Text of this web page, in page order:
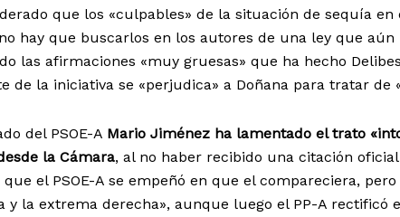
que los «culpables» de la situación de sequía
hay que buscarlos en los autores de una ley que aún
las afirmaciones «muy gruesas» que ha hecho
de la iniciativa se «perjudica» a Doñana para tratar de
del PSOE-A Mario Jiménez ha lamentado el trato
la Cámara, al no haber recibido una citación
que el PSOE-A se empeñó en que el compareciera,
y la extrema derecha», aunque luego el PP-A rectificó